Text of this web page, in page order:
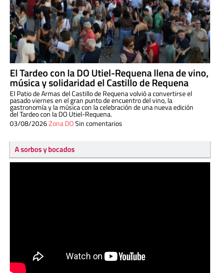
El Tardeo con la DO Utiel-Requena llena de vino,
música y solidaridad el Castillo de Requena
El Patio de Armas del Castillo de Requena volvió a convertirse el
pasado viernes en el gran punto de encuentro del vino, la
gastronomía y la música con la celebración de una nueva edición
del Tardeo con la DO Utiel-Requena.
03/08/2026Zona DOSin comentarios
A sorbos y bocados